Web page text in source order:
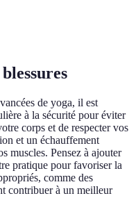
de yoga, il est
à la sécurité pour éviter
corps et de respecter vos
et un échauffement
muscles. Pensez à ajouter
pratique pour favoriser la
comme des
contribuer à un meilleur